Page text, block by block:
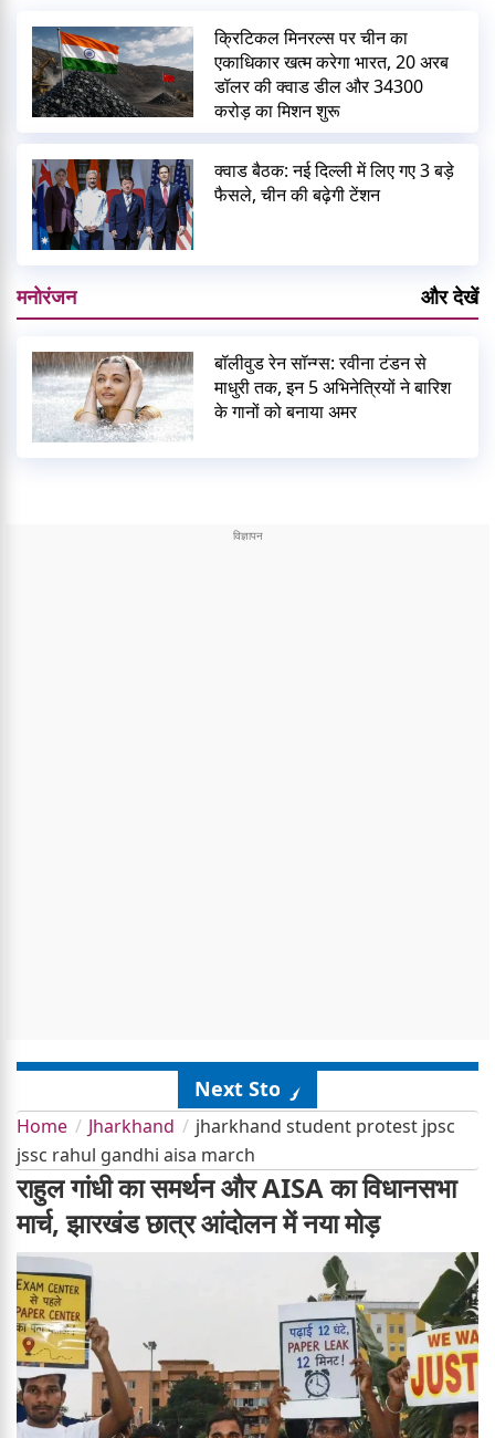
क्रिटिकल मिनरल्स पर चीन का
एकाधिकार खत्म करेगा भारत, 20 अरब
डॉलर की क्वाड डील और 34300
करोड़ का मिशन शुरू
क्वाड बैठक: नई दिल्ली में लिए गए 3 बड़े
फैसले, चीन की बढ़ेगी टेंशन
मनोरंजन और देखें
बॉलीवुड रेन सॉन्ग्स: रवीना टंडन से
माधुरी तक, इन 5 अभिनेत्रियों ने बारिश
के गानों को बनाया अमर
Next Story
Home Jharkhand
jharkhand student protest jpsc
jssc rahul gandhi aisa march
राहुल गांधी का समर्थन और AISA का विधानसभा
मार्च, झारखंड छात्र आंदोलन में नया मोड़